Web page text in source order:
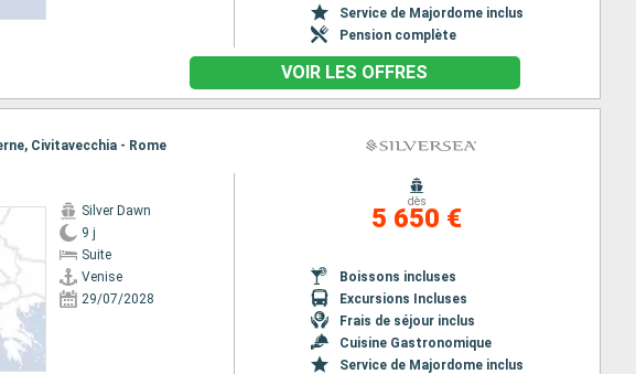
Service de Majordome inclus
Pension complète
VOIR LES OFFRES
Civitavecchia - Rome
Silver Dawn
9 j
Suite
Venise
29/07/2028
dès
5 650 €
Boissons incluses
Excursions Incluses
Frais de séjour inclus
Cuisine Gastronomique
Service de Majordome inclus